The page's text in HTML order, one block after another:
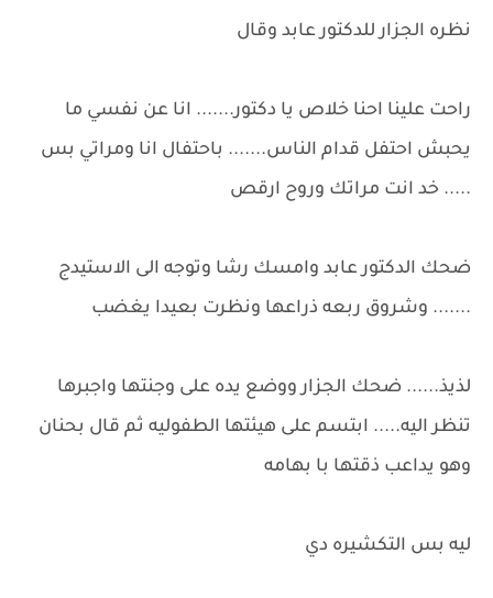
نظره الجزار للدكتور عابد وقال
راحت علينا احنا خلاص يا دكتور....... انا عن نفسي ما
يحبش احتفل قدام الناس....... باحتفال انا ومراتي بس
..... خد انت مراتك وروح ارقص
ضحك الدكتور عابد وامسك رشا وتوجه الى الاستيدج
....... وشروق ربعه ذراعها ونظرت بعيدا يغضب
لذيذ...... ضحك الجزار ووضع يده على وجنتها واجبرها
تنظر اليه..... ابتسم على هيئتها الطفوليه ثم قال بحنان
وهو يداعب ذقتها با بهامه
ليه بس التكشيره دي